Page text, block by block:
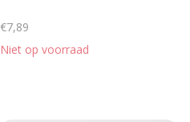
€7,89
Niet op voorraad